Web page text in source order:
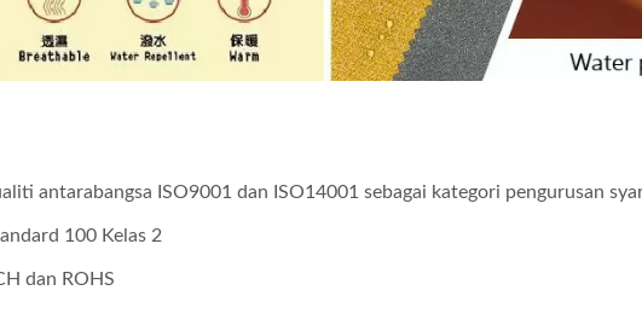
antarabangsa ISO9001 dan ISO14001 sebagai kategori pengurusan
100 Kelas 2
dan ROHS